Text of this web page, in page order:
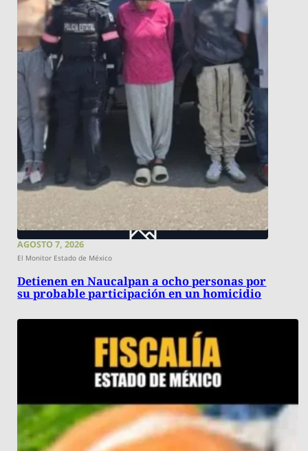
AGOSTO 7, 2026
El Monitor Estado de México
Detienen en Naucalpan a ocho personas por
su probable participación en un homicidio